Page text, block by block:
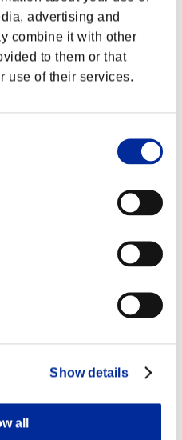
advertising and
combine it with other
to them or that
use of their services.
Show details
all